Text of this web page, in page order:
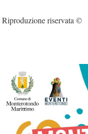
Riproduzione riservata ©